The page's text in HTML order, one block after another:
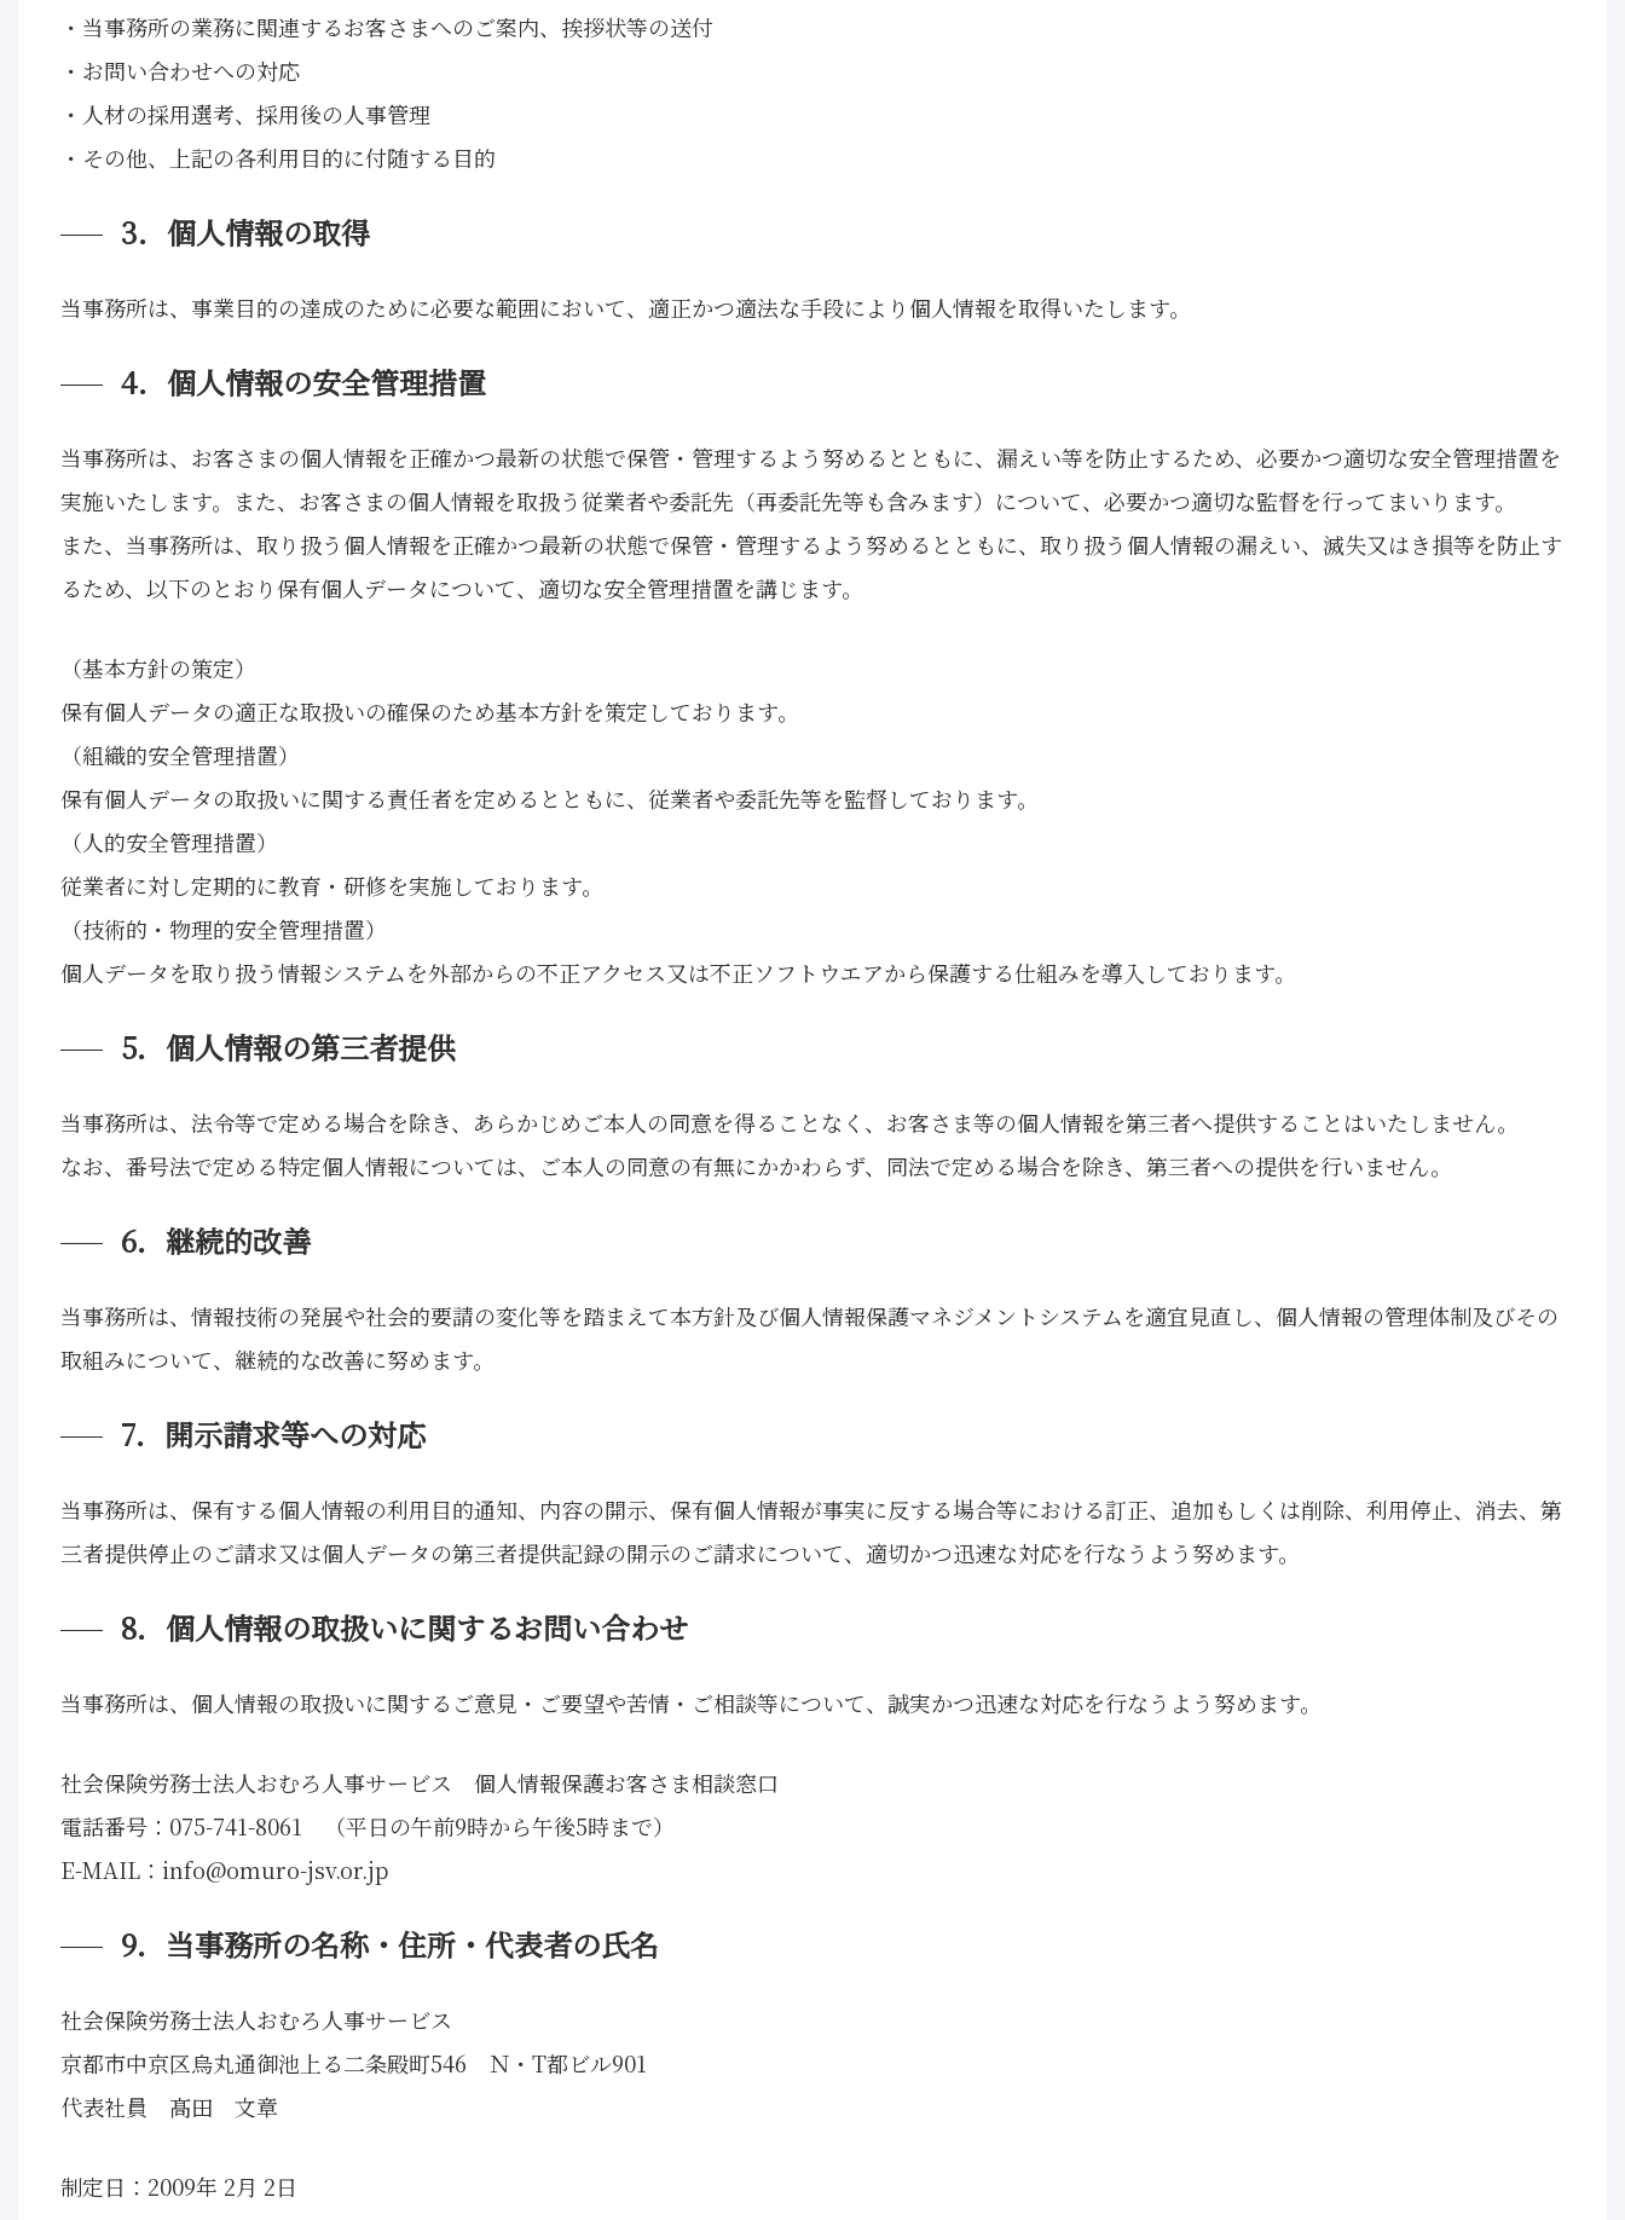
・当事務所の業務に関連するお客さまへのご案内、挨拶状等の送付
・お問い合わせへの対応
・人材の採用選考、採用後の人事管理
・その他、上記の各利用目的に付随する目的
3．個人情報の取得
当事務所は、事業目的の達成のために必要な範囲において、適正かつ適法な手段により個人情報を取得いたします。
4．個人情報の安全管理措置
当事務所は、お客さまの個人情報を正確かつ最新の状態で保管・管理するよう努めるとともに、漏えい等を防止するため、必要かつ適切な安全管理措置を
実施いたします。また、お客さまの個人情報を取扱う従業者や委託先（再委託先等も含みます）について、必要かつ適切な監督を行ってまいります。
また、当事務所は、取り扱う個人情報を正確かつ最新の状態で保管・管理するよう努めるとともに、取り扱う個人情報の漏えい、滅失又はき損等を防止す
るため、以下のとおり保有個人データについて、適切な安全管理措置を講じます。
（基本方針の策定）
保有個人データの適正な取扱いの確保のため基本方針を策定しております。
（組織的安全管理措置）
保有個人データの取扱いに関する責任者を定めるとともに、従業者や委託先等を監督しております。
（人的安全管理措置）
従業者に対し定期的に教育・研修を実施しております。
（技術的・物理的安全管理措置）
個人データを取り扱う情報システムを外部からの不正アクセス又は不正ソフトウエアから保護する仕組みを導入しております。
5．個人情報の第三者提供
当事務所は、法令等で定める場合を除き、あらかじめご本人の同意を得ることなく、お客さま等の個人情報を第三者へ提供することはいたしません。
なお、番号法で定める特定個人情報については、ご本人の同意の有無にかかわらず、同法で定める場合を除き、第三者への提供を行いません。
6．継続的改善
当事務所は、情報技術の発展や社会的要請の変化等を踏まえて本方針及び個人情報保護マネジメントシステムを適宜見直し、個人情報の管理体制及びその
取組みについて、継続的な改善に努めます。
7．開示請求等への対応
当事務所は、保有する個人情報の利用目的通知、内容の開示、保有個人情報が事実に反する場合等における訂正、追加もしくは削除、利用停止、消去、第
三者提供停止のご請求又は個人データの第三者提供記録の開示のご請求について、適切かつ迅速な対応を行なうよう努めます。
8．個人情報の取扱いに関するお問い合わせ
当事務所は、個人情報の取扱いに関するご意見・ご要望や苦情・ご相談等について、誠実かつ迅速な対応を行なうよう努めます。
社会保険労務士法人おむろ人事サービス 個人情報保護お客さま相談窓口
電話番号：075-741-8061 （平日の午前9時から午後5時まで）
E-MAIL：info@omuro-jsv.or.jp
9．当事務所の名称・住所・代表者の氏名
社会保険労務士法人おむろ人事サービス
京都市中京区烏丸通御池上る二条殿町546 Ｎ・T都ビル901
代表社員 髙田 文章
制定日：2009年 2月 2日